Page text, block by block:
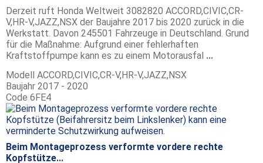
Derzeit ruft Honda Weltweit 3082820 ACCORD,CIVIC,CR-
V,HR-V,JAZZ,NSX der Baujahre 2017 bis 2020 zurück in die
Werkstatt. Davon 245501 Fahrzeuge in Deutschland. Grund
für die Maßnahme: Aufgrund einer fehlerhaften
Kraftstoffpumpe kann es zu einem Motorausfal ...
Modell ACCORD,CIVIC,CR-V,HR-V,JAZZ,NSX
Baujahr 2017 - 2020
Code 6FE4
Beim Montageprozess verformte vordere rechte
Kopfstütze...